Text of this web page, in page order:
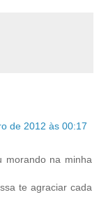
de 2012 às 00:17
morando na minha
te agraciar cada